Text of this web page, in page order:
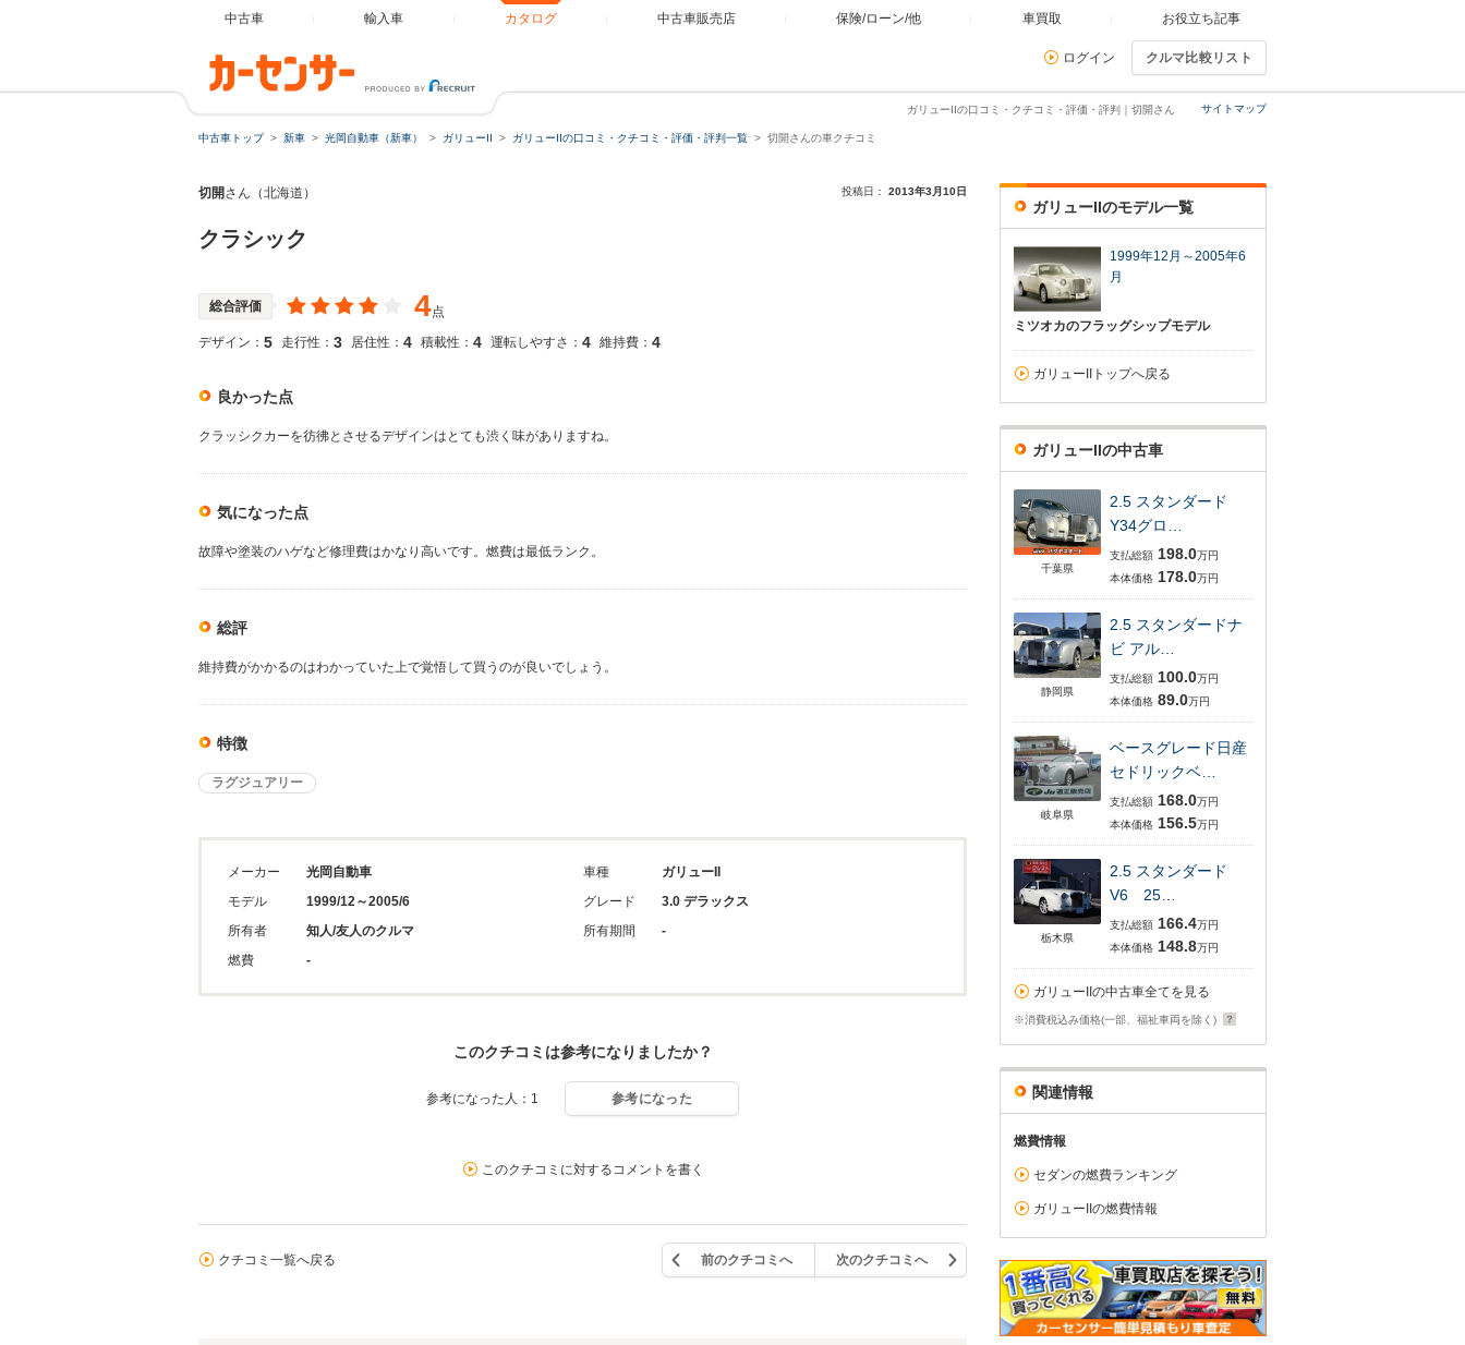
中古車 輸入車 カタログ 中古車販売店 保険/ローン/他 車買取 お役立ち記事
ログイン クルマ比較リスト
サイトマップ
ガリューIIの口コミ・クチコミ・評価・評判｜切開さん
中古車トップ 新車 光岡自動車（新車） ガリューII ガリューIIの口コミ・クチコミ・評価・評判一覧 切開さんの車クチコミ
切開さん（北海道） 投稿日： 2013年3月10日
クラシック
総合評価 4点
デザイン： 5 走行性： 3 居住性： 4 積載性： 4 運転しやすさ： 4 維持費： 4
良かった点
クラッシクカーを彷彿とさせるデザインはとても渋く味がありますね。
気になった点
故障や塗装のハゲなど修理費はかなり高いです。燃費は最低ランク。
総評
維持費がかかるのはわかっていた上で覚悟して買うのが良いでしょう。
特徴
ラグジュアリー
メーカー
光岡自動車
モデル
1999/12～2005/6
所有者
知人/友人のクルマ
燃費
-
車種
ガリューII
グレード
3.0 デラックス
所有期間
-
このクチコミは参考になりましたか？
参考になった人：1 参考になった
このクチコミに対するコメントを書く
クチコミ一覧へ戻る 前のクチコミへ 次のクチコミへ
ガリューIIのモデル一覧
1999年12月～2005年6
月
ミツオカのフラッグシップモデル
ガリューIIトップへ戻る
ガリューIIの中古車
千葉県
2.5 スタンダード
Y34グロ…
支払総額 198.0万円
本体価格 178.0万円
静岡県
2.5 スタンダードナ
ビ アル…
支払総額 100.0万円
本体価格 89.0万円
岐阜県
ベースグレード日産
セドリックベ…
支払総額 168.0万円
本体価格 156.5万円
栃木県
2.5 スタンダード
V6 25…
支払総額 166.4万円
本体価格 148.8万円
ガリューIIの中古車全てを見る
※消費税込み価格(一部、福祉車両を除く)
関連情報
燃費情報
セダンの燃費ランキング
ガリューIIの燃費情報